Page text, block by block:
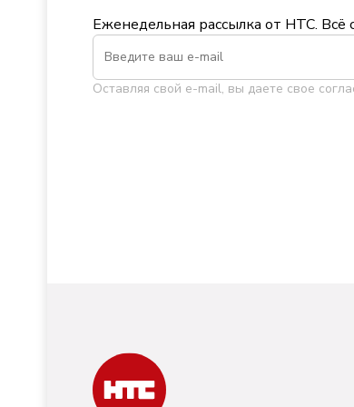
Еженедельная рассылка от НТС.
Оставляя свой e-mail, вы даете свое